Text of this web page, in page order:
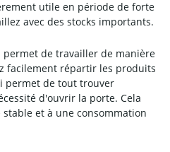
utile en période de forte
avec des stocks importants.
permet de travailler de manière
facilement répartir les produits
permet de tout trouver
d'ouvrir la porte. Cela
et à une consommation